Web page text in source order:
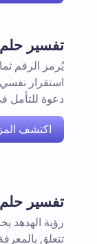
تفسير حلم
يُرمز الرقم
استقرار
دعوة للتأمل
اكتشف
تفسير
رؤية الهدهد
تتعلق